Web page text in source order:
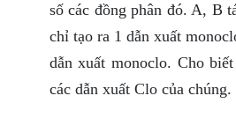
số các đồng phân đó. A, B
chỉ tạo ra 1 dẫn xuất
dẫn xuất monoclo. Cho
các dẫn xuất Clo của